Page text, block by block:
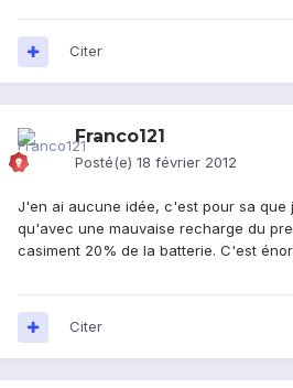
Citer
Franco121
Posté(e) 18 février 2012
J'en ai aucune idée, c'est pour sa que
qu'avec une mauvaise recharge du
casiment 20% de la batterie. C'est
Citer